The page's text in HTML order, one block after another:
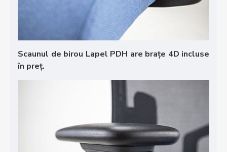
Scaunul de birou Lapel PDH are brațe 4D incluse
în preț.